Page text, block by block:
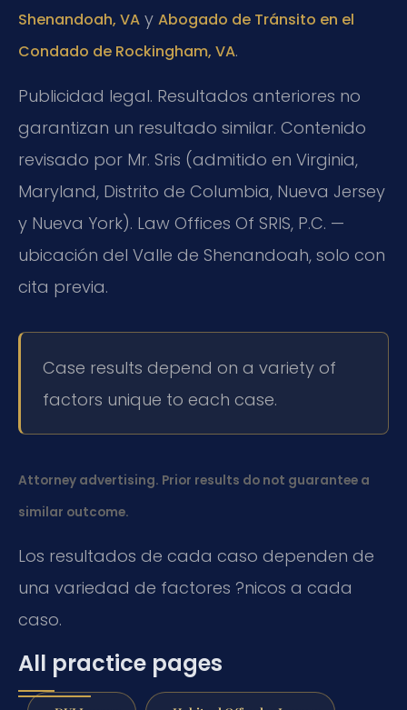
Shenandoah, VA y Abogado de Tránsito en el
Condado de Rockingham, VA.
Publicidad legal. Resultados anteriores no
garantizan un resultado similar. Contenido
revisado por Mr. Sris (admitido en Virginia,
Maryland, Distrito de Columbia, Nueva Jersey
y Nueva York). Law Offices Of SRIS, P.C. —
ubicación del Valle de Shenandoah, solo con
cita previa.
Case results depend on a variety of
factors unique to each case.
Attorney advertising. Prior results do not guarantee a
similar outcome.
Los resultados de cada caso dependen de
una variedad de factores ?nicos a cada
caso.
All practice pages